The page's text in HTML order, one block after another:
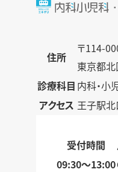
住所
〒114-
東京都北
診療科目 内科・小
アクセス 王子駅
受付時間
09:30～13:00